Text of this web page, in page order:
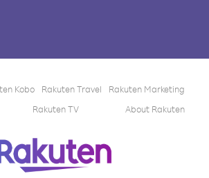
Kobo Rakuten Travel
Rakuten Marketing
Rakuten TV About Rakuten